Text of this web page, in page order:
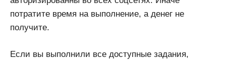
потратите время на выполнение, а денег не
получите.
Если вы выполнили все доступные задания,